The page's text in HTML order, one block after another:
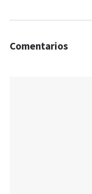
Comentarios